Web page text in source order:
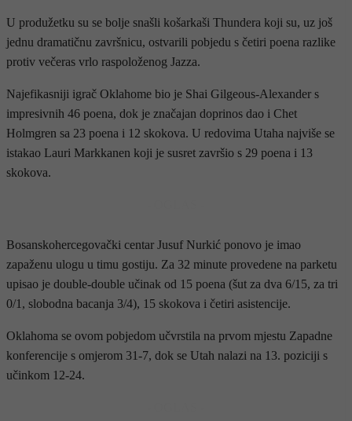
U produžetku su se bolje snašli košarkaši Thundera koji su, uz još
jednu dramatičnu završnicu, ostvarili pobjedu s četiri poena razlike
protiv večeras vrlo raspoloženog Jazza.
Najefikasniji igrač Oklahome bio je Shai Gilgeous-Alexander s
impresivnih 46 poena, dok je značajan doprinos dao i Chet
Holmgren sa 23 poena i 12 skokova. U redovima Utaha najviše se
istakao Lauri Markkanen koji je susret završio s 29 poena i 13
skokova.
Bosanskohercegovački centar Jusuf Nurkić ponovo je imao
zapaženu ulogu u timu gostiju. Za 32 minute provedene na parketu
upisao je double-double učinak od 15 poena (šut za dva 6/15, za tri
0/1, slobodna bacanja 3/4), 15 skokova i četiri asistencije.
Oklahoma se ovom pobjedom učvrstila na prvom mjestu Zapadne
konferencije s omjerom 31-7, dok se Utah nalazi na 13. poziciji s
učinkom 12-24.